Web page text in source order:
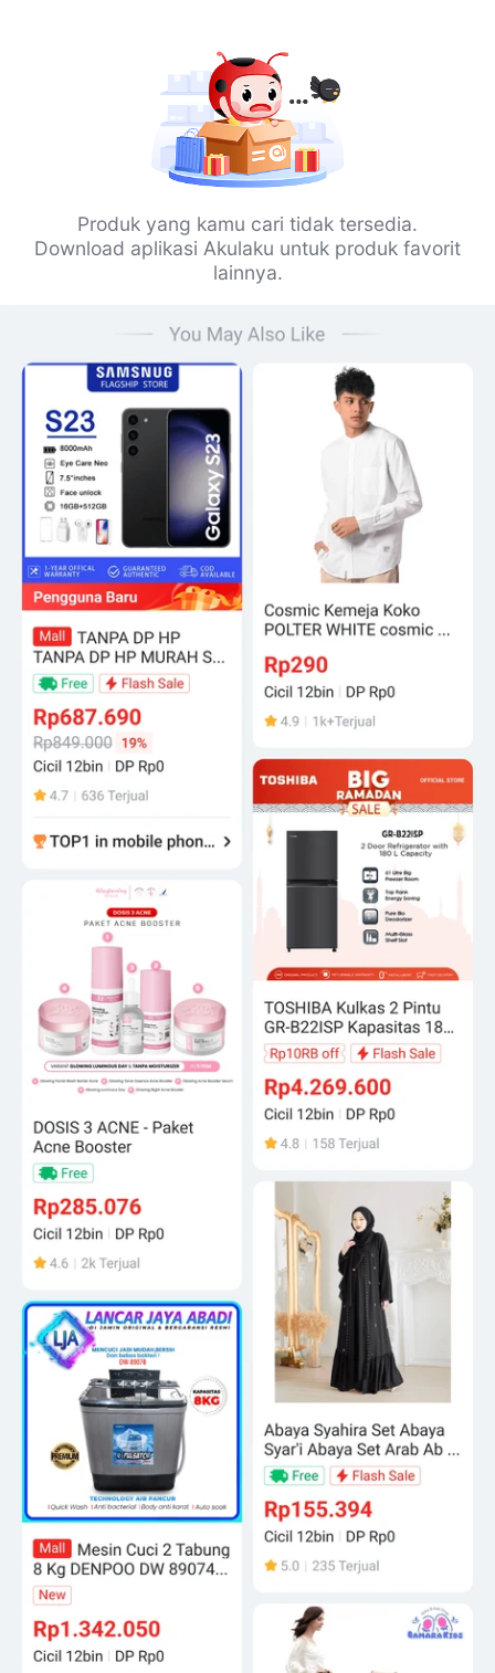
Produk yang kamu cari tidak tersedia.
Download aplikasi Akulaku untuk produk favorit
lainnya.